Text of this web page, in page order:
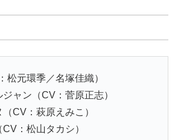
松元環季／名塚佳織）
ャン（CV：菅原正志）
CV：萩原えみこ）
：松山タカシ）